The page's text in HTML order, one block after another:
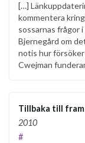
[…]
kommentera
sossarnas frågor
Bjernegård om
notis hur försöker
Cwejman
Tillbaka till
2010
#